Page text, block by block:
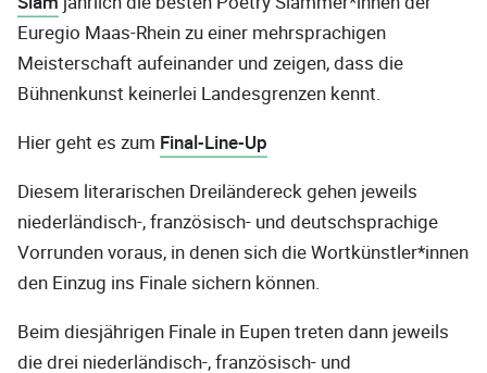
Euregio Maas-Rhein zu einer mehrsprachigen
Meisterschaft aufeinander und zeigen, dass die
Bühnenkunst keinerlei Landesgrenzen kennt.
Hier geht es zum Final-Line-Up
Diesem literarischen Dreiländereck gehen jeweils
niederländisch-, französisch- und deutschsprachige
Vorrunden voraus, in denen sich die Wortkünstler*innen
den Einzug ins Finale sichern können.
Beim diesjährigen Finale in Eupen treten dann jeweils
die drei niederländisch-, französisch- und